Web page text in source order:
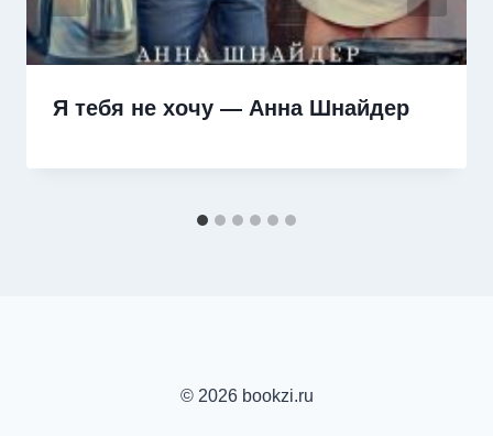
Я тебя не хочу — Анна Шнайдер
© 2026 bookzi.ru